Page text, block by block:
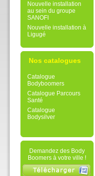
Nouvelle installation
au sein du groupe
SANOFI
Nouvelle installation à
Ligugé
Nos catalogues
Catalogue
Bodyboomers
Catalogue Parcours
Santé
Catalogue
Bodysilver
Demandez des Body
Boomers à votre ville !